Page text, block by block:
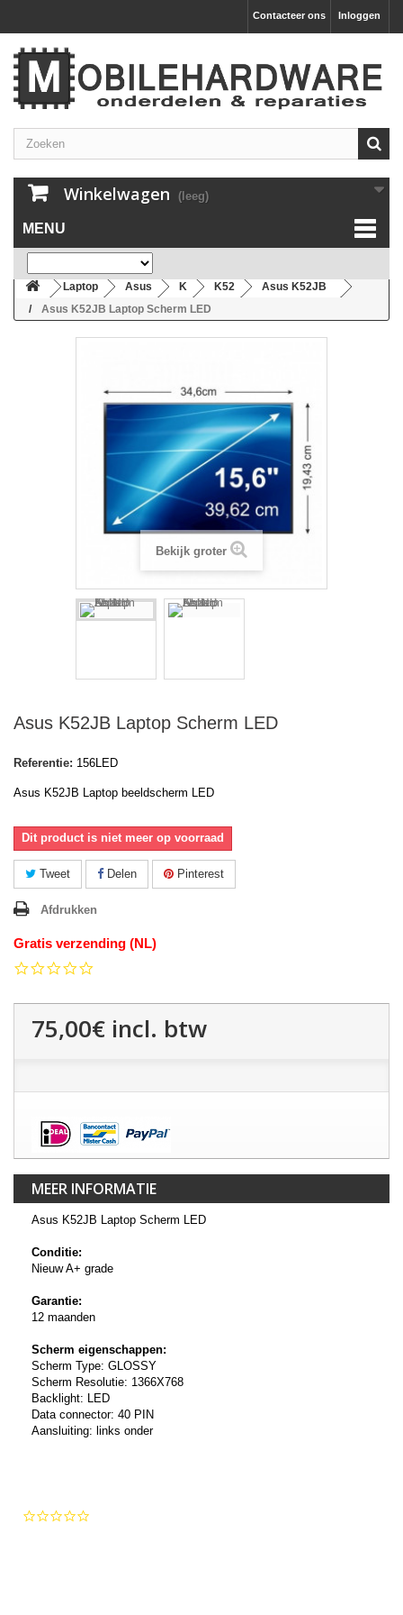
Inloggen
Contacteer ons
Winkelwagen (leeg)
MENU
Laptop Asus K K52
Asus K52JB
Asus K52JB Laptop Scherm LED
Bekijk groter
Asus K52JB Laptop Scherm LED
Referentie: 156LED
Asus K52JB Laptop beeldscherm LED
Dit product is niet meer op voorraad
Tweet Delen Pinterest
Afdrukken
Gratis verzending (NL)
75,00€ incl. btw
MEER INFORMATIE
Asus K52JB Laptop Scherm LED
Conditie:
Nieuw A+ grade
Garantie:
12 maanden
Scherm eigenschappen:
Scherm Type: GLOSSY
Scherm Resolutie: 1366X768
Backlight: LED
Data connector: 40 PIN
Aansluiting: links onder